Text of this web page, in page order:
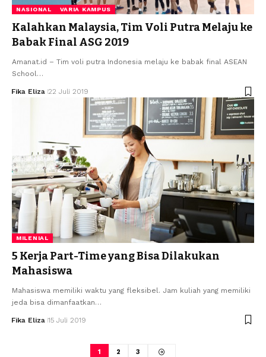
NASIONAL VARIA KAMPUS
Kalahkan Malaysia, Tim Voli Putra Melaju ke
Babak Final ASG 2019
Amanat.id – Tim voli putra Indonesia melaju ke babak final ASEAN
School…
Fika Eliza 22 Juli 2019
MILENIAL
5 Kerja Part-Time yang Bisa Dilakukan
Mahasiswa
Mahasiswa memiliki waktu yang fleksibel. Jam kuliah yang memiliki
jeda bisa dimanfaatkan…
Fika Eliza 15 Juli 2019
1 2 3